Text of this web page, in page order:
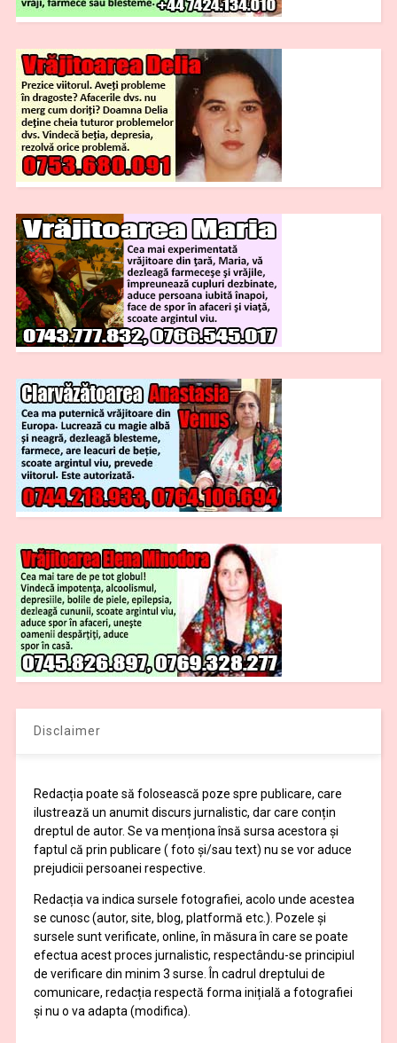
Disclaimer
Redacția poate să folosească poze spre publicare, care
ilustrează un anumit discurs jurnalistic, dar care conțin
dreptul de autor. Se va menționa însă sursa acestora și
faptul că prin publicare ( foto și/sau text) nu se vor aduce
prejudicii persoanei respective.
Redacția va indica sursele fotografiei, acolo unde acestea
se cunosc (autor, site, blog, platformă etc.). Pozele și
sursele sunt verificate, online, în măsura în care se poate
efectua acest proces jurnalistic, respectându-se principiul
de verificare din minim 3 surse. În cadrul dreptului de
comunicare, redacția respectă forma inițială a fotografiei
și nu o va adapta (modifica).